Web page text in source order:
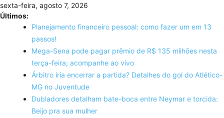
Skip
to
content
sexta-feira, agosto 7, 2026
Últimos:
Planejamento financeiro pessoal: como fazer um em 13
passos!
Mega-Sena pode pagar prêmio de R$ 135 milhões nesta
terça-feira; acompanhe ao vivo
Árbitro iria encerrar a partida? Detalhes do gol do Atlético-
MG no Juventude
Dubladores detalham bate-boca entre Neymar e torcida:
Beijo pra sua mulher